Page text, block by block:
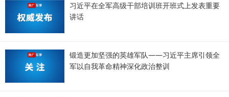
习近平在全军高级干部培训班开班式上发表重要
讲话
锻造更加坚强的英雄军队——习近平主席引领全
军以自我革命精神深化政治整训